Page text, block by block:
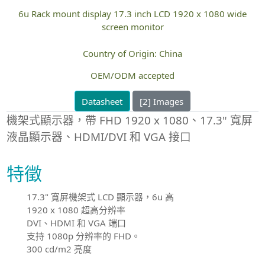
6u Rack mount display 17.3 inch LCD 1920 x 1080 wide
screen monitor
Country of Origin: China
OEM/ODM accepted
Datasheet [2] Images
機架式顯示器，帶 FHD 1920 x 1080、17.3" 寬屏
液晶顯示器、HDMI/DVI 和 VGA 接口
特徵
17.3" 寬屏機架式 LCD 顯示器，6u 高
1920 x 1080 超高分辨率
DVI、HDMI 和 VGA 端口
支持 1080p 分辨率的 FHD。
300 cd/m2 亮度